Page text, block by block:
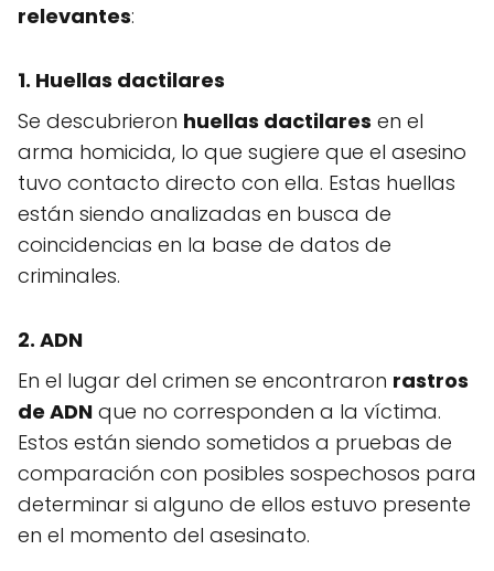
relevantes:
1. Huellas dactilares
Se descubrieron huellas dactilares en el
arma homicida, lo que sugiere que el asesino
tuvo contacto directo con ella. Estas huellas
están siendo analizadas en busca de
coincidencias en la base de datos de
criminales.
2. ADN
En el lugar del crimen se encontraron rastros
de ADN que no corresponden a la víctima.
Estos están siendo sometidos a pruebas de
comparación con posibles sospechosos para
determinar si alguno de ellos estuvo presente
en el momento del asesinato.